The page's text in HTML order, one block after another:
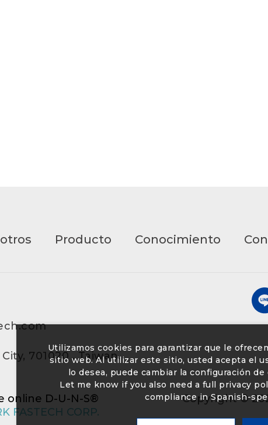
Producto Conocimiento
701020 , Taiwan.
online D-U-N-S®
FASTECH CORP.
Copyright ©
Utilizamos cookies para garantizar que le
sitio web. Al utilizar este sitio, usted acepta el
lo desea, puede cambiar la configuración
Let me know if you also need a full privacy
compliance in Spanish-